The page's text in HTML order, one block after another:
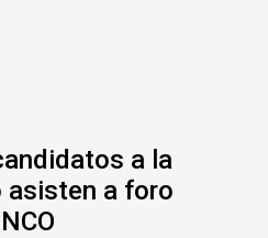
a la
asisten a foro